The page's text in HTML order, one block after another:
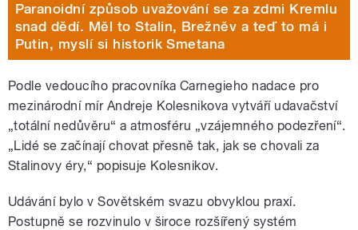
Paranoidní způsob uvažování se za zdmi Kremlu
snad dědí. Měl to Stalin, Brežněv a teď to má i
Putin, myslí si historik Smetana
Podle vedoucího pracovníka Carnegieho nadace pro
mezinárodní mír Andreje Kolesnikova vytváří udavačství
„totální nedůvěru“ a atmosféru „vzájemného podezření“.
„Lidé se začínají chovat přesně tak, jak se chovali za
Stalinovy éry,“ popisuje Kolesnikov.
Udávání bylo v Sovětském svazu obvyklou praxí.
Postupně se rozvinulo v široce rozšířený systém